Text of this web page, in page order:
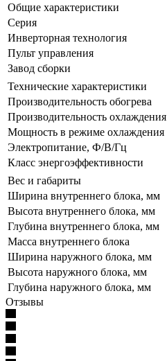
Общие характеристики
Серия
Инверторная технология
Пульт управления
Завод сборки
Технические характеристики
Производительность обогрева
Производительность охлаждения
Мощность в режиме охлаждения
Электропитание, Ф/В/Гц
Класс энергоэффективности
Вес и габариты
Ширина внутреннего блока, мм
Высота внутреннего блока, мм
Глубина внутреннего блока, мм
Масса внутреннего блока
Ширина наружного блока, мм
Высота наружного блока, мм
Глубина наружного блока, мм
Отзывы